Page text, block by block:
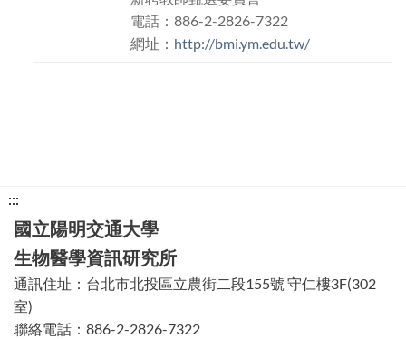
電話：886-2-2826-7322
網址： http://bmi.ym.edu.tw/
:::
方
功
能
區
塊
國立陽明交通大學
生物醫學資訊研究所
通訊住址：台北市北投區立農街二段155號 守仁樓3F(302
室)
聯絡電話：886-2-2826-7322